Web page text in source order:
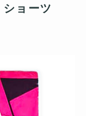
ョーツ